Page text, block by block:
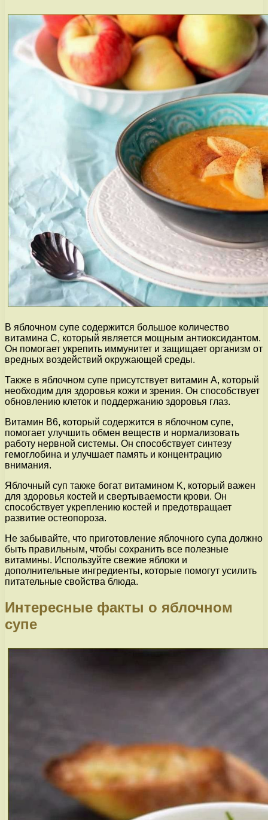
В яблочном супе содержится большое количество
витамина C, который является мощным антиоксидантом.
Он помогает укрепить иммунитет и защищает организм от
вредных воздействий окружающей среды.
Также в яблочном супе присутствует витамин A, который
необходим для здоровья кожи и зрения. Он способствует
обновлению клеток и поддержанию здоровья глаз.
Витамин B6, который содержится в яблочном супе,
помогает улучшить обмен веществ и нормализовать
работу нервной системы. Он способствует синтезу
гемоглобина и улучшает память и концентрацию
внимания.
Яблочный суп также богат витамином K, который важен
для здоровья костей и свертываемости крови. Он
способствует укреплению костей и предотвращает
развитие остеопороза.
Не забывайте, что приготовление яблочного супа должно
быть правильным, чтобы сохранить все полезные
витамины. Используйте свежие яблоки и
дополнительные ингредиенты, которые помогут усилить
питательные свойства блюда.
Интересные факты о яблочном
супе